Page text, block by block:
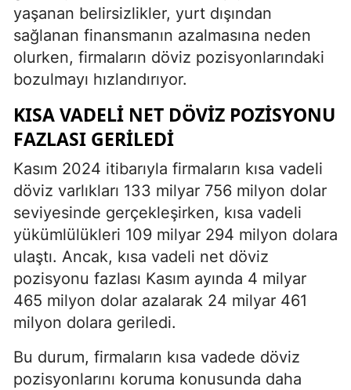
yaşanan belirsizlikler, yurt dışından
sağlanan finansmanın azalmasına neden
olurken, firmaların döviz pozisyonlarındaki
bozulmayı hızlandırıyor.
KISA VADELI NET DÖVIZ POZISYONU
FAZLASI GERILEDI
Kasım 2024 itibarıyla firmaların kısa vadeli
döviz varlıkları 133 milyar 756 milyon dolar
seviyesinde gerçekleşirken, kısa vadeli
yükümlülükleri 109 milyar 294 milyon dolara
ulaştı. Ancak, kısa vadeli net döviz
pozisyonu fazlası Kasım ayında 4 milyar
465 milyon dolar azalarak 24 milyar 461
milyon dolara geriledi.
Bu durum, firmaların kısa vadede döviz
pozisyonlarını koruma konusunda daha